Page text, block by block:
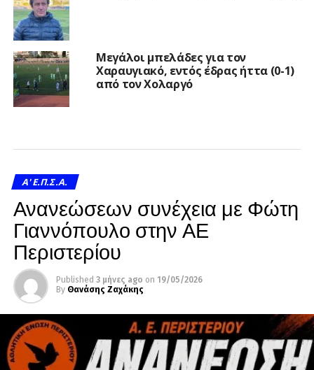
Μεγάλοι μπελάδες για τον
Χαραυγιακό, εντός έδρας ήττα (0-1)
από τον Χολαργό
A' Ε.Π.Σ.Α.
Ανανεώσεων συνέχεια με Φώτη
Γιαννόπουλο στην ΑΕ
Περιστερίου
Published 3 μήνες ago on 19/05/2026
By Θανάσης Ζαχάκης